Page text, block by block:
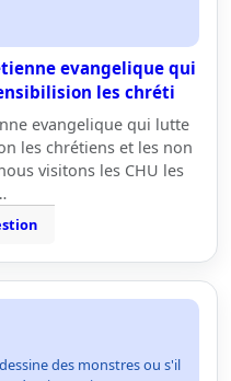
evangelique qui
les chréti
evangelique qui lutte
les chrétiens et les non
visitons les CHU les
des monstres ou s'il